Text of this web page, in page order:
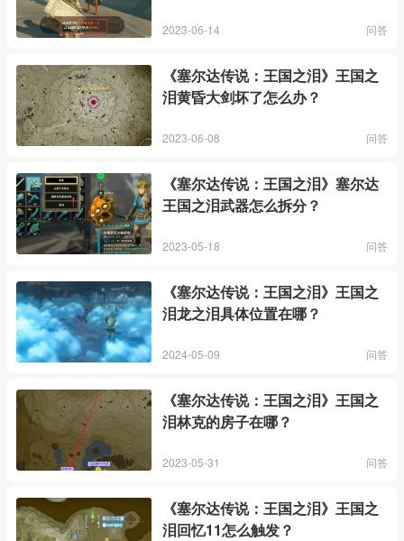
2023-06-14 问答
《塞尔达传说：王国之泪》王国之
泪黄昏大剑坏了怎么办？
2023-06-08 问答
《塞尔达传说：王国之泪》塞尔达
王国之泪武器怎么拆分？
2023-05-18 问答
《塞尔达传说：王国之泪》王国之
泪龙之泪具体位置在哪？
2024-05-09 问答
《塞尔达传说：王国之泪》王国之
泪林克的房子在哪？
2023-05-31 问答
《塞尔达传说：王国之泪》王国之
泪回忆11怎么触发？